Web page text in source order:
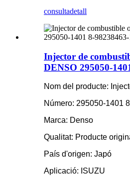
consultadetall
Injector de
DENSO 295050-
Nom del producte:
Número: 295050-1401
Marca: Denso
Qualitat: Producte
País d'origen: Japó
Aplicació: ISUZU